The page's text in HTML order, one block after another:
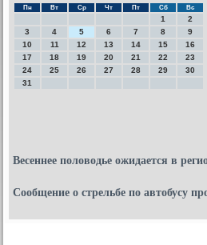
Пн Вт Ср Чт Пт Сб Вс
1
2
3
4 5 6 7 8
9
10
11 12 13 14 15
16
17
18 19 20 21 22
23
24
25 26 27 28 29
30
31
Весеннее половодье ожидается в
Сообщение о стрельбе по автобусу